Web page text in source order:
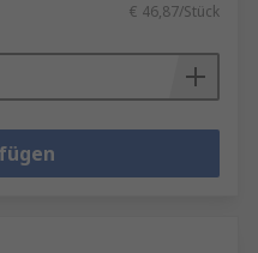
von
Finger-Greifern bis
effizientes und
bilden diese
€ 46,87/Stück